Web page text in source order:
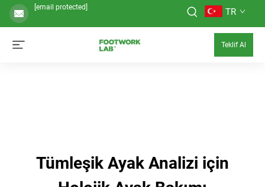
[email protected] TR
Teklif Al
Tümleşik Ayak Analizi için